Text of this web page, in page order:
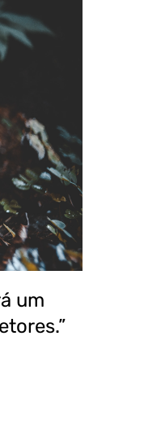
um